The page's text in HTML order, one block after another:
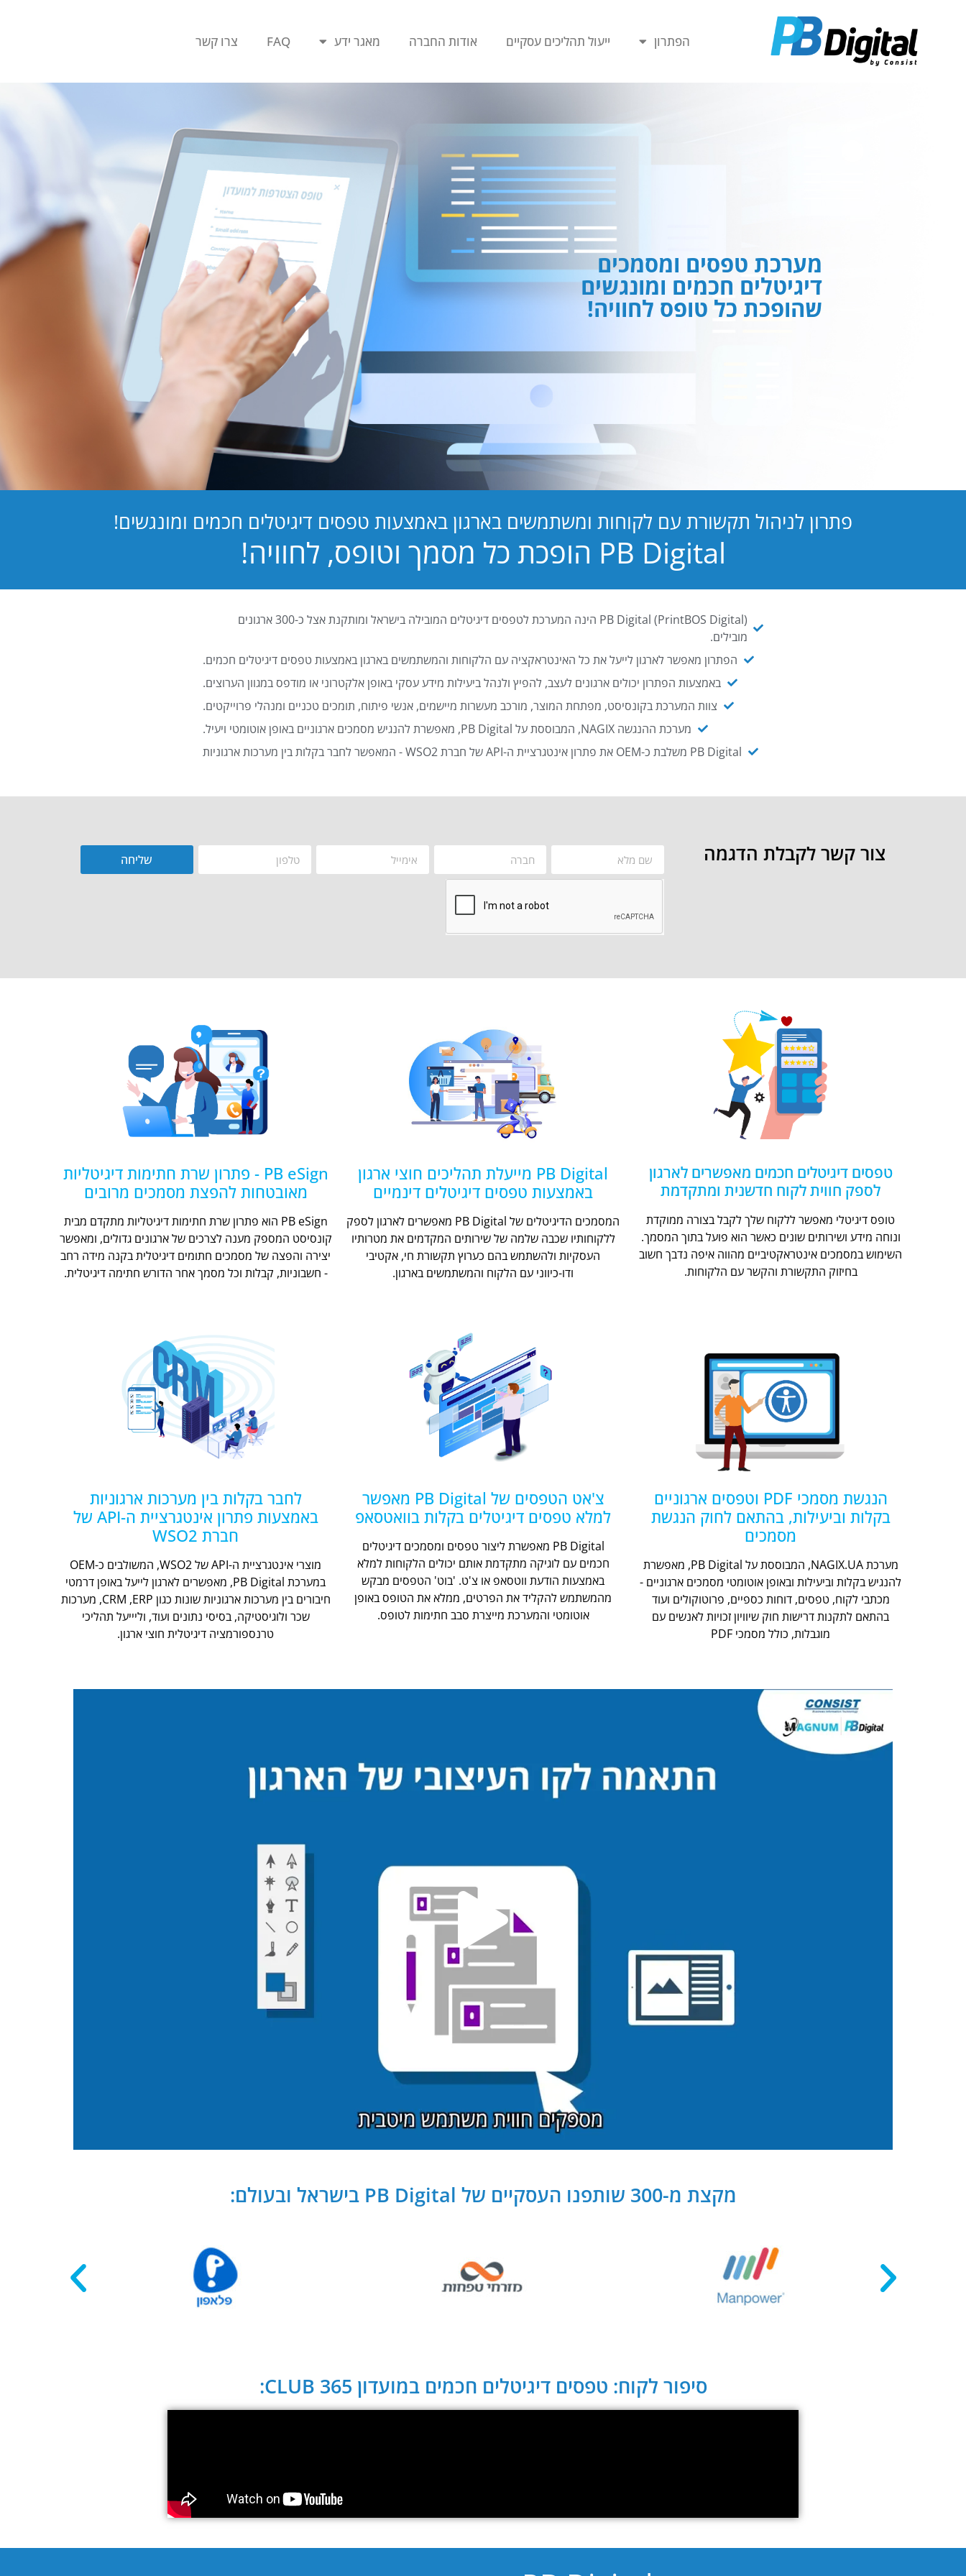
הפתרון ייעול תהליכים עסקיים אודות החברה מאגר ידע FAQ צרו קשר
מערכת טפסים ומסמכים
דיגיטלים חכמים ומונגשים
שהופכת כל טופס לחוויה!
פתרון לניהול תקשורת עם לקוחות ומשתמשים בארגון באמצעות טפסים דיגיטלים חכמים ומונגשים!
PB Digital הופכת כל מסמך וטופס, לחוויה!
PB Digital (PrintBOS Digital) הינה המערכת לטפסים דיגיטלים המובילה בישראל ומותקנת אצל כ-300 ארגונים
מובילים.
הפתרון מאפשר לארגון לייעל את כל האינטראקציה עם הלקוחות והמשתמשים בארגון באמצעות טפסים דיגיטלים חכמים.
באמצעות הפתרון יכולים ארגונים לעצב, להפיץ ולנהל ביעילות מידע עסקי באופן אלקטרוני או מודפס במגוון הערוצים.
צוות המערכת בקונסיסט, מפתחת המוצר, מורכב מעשרות מיישמים, אנשי פיתוח, תומכים טכניים ומנהלי פרוייקטים.
מערכת ההנגשה NAGIX, המבוססת על PB Digital, מאפשרת להנגיש מסמכים ארגוניים באופן אוטומטי ויעיל.
PB Digital משלבת כ-OEM את פתרון אינטגרציית ה-API של חברת WSO2 - המאפשר לחבר בקלות בין מערכות ארגוניות
צור קשר לקבלת הדגמה שליחה
טפסים דיגיטלים חכמים מאפשרים לארגון
לספק חווית לקוח חדשנית ומתקדמת
טופס דיגיטלי מאפשר ללקוח שלך לקבל בצורה ממוקדת
ונוחה מידע ושירותים שונים כאשר הוא פועל בתוך המסמך.
השימוש במסמכים אינטראקטיביים מהווה איפה נדבך חשוב
בחיזוק התקשורת והקשר עם הלקוחות.
PB Digital מייעלת תהליכים חוצי ארגון
באמצעות טפסים דיגיטלים דינמיים
המסמכים הדיגיטלים של PB Digital מאפשרים לארגון לספק
ללקוחותיו שכבה שלמה של שירותים המקדמים את מטרותיו
העסקיות ולהשתמש בהם כערוץ תקשורת חי, אקטיבי
ודו-כיווני עם הלקוח והמשתמשים בארגון.
PB eSign - פתרון שרת חתימות דיגיטליות
מאובטחות להפצת מסמכים מרובים
PB eSign הוא פתרון שרת חתימות דיגיטליות מתקדם מבית
קונסיסט המספק מענה לצרכים של ארגונים גדולים, ומאפשר
יצירה והפצה של מסמכים חתומים דיגיטלית בקנה מידה רחב
- חשבוניות, קבלות וכל מסמך אחר הדורש חתימה דיגיטלית.
הנגשת מסמכי PDF וטפסים ארגוניים
בקלות וביעילות, בהתאם לחוק הנגשת
מסמכים
מערכת NAGIX.UA, המבוססת על PB Digital, מאפשרת
להנגיש בקלות וביעילות ובאופן אוטומטי מסמכים ארגוניים -
מכתבי לקוח, טפסים, דוחות כספיים, פרוטוקולים ועוד
בהתאם לתקנות דרישות חוק שיוויון זכויות לאנשים עם
מוגבלות, כולל מסמכי PDF
צ'אט הטפסים של PB Digital מאפשר
למלא טפסים דיגיטלים בקלות בוואטסאפ
PB Digital מאפשרת ליצור טפסים ומסמכים דיגיטלים
חכמים עם לוגיקה מתקדמת אותם יכולים הלקוחות למלא
באמצעות הודעת ווטסאפ או צ'ט. 'בוט' הטפסים מבקש
מהמשתמש להקליד את הפרטים, ממלא את הטופס באופן
אוטומטי והמערכת מייצרת סבב חתימות לטופס.
לחבר בקלות בין מערכות ארגוניות
באמצעות פתרון אינטגרציית ה-API של
חברת WSO2
מוצרי אינטגרציית ה-API של WSO2, המשולבים כ-OEM
במערכת PB Digital, מאפשרים לארגון לייעל באופן דרמטי
חיבורים בין מערכות ארגוניות שונות כגון CRM ,ERP, מערכות
שכר ולוגיסטיקה, בסיסי נתונים ועוד, וליייעל תהליכי
טרנספורמציה דיגיטלית חוצי ארגון.
מקצת מ-300 שותפנו העסקיים של PB Digital בישראל ובעולם:
סיפור לקוח: טפסים דיגיטלים חכמים במועדון CLUB 365: